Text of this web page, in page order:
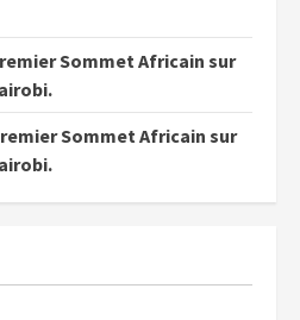
Sommet Africain sur
Sommet Africain sur